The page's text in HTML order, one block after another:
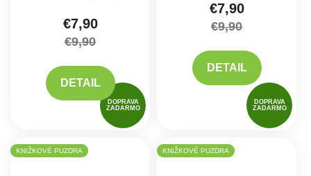
DOPRAVA
ZADARMO
€7,90
€9,90
DETAIL
DOPRAVA
ZADARMO
€7,90
€9,90
DETAIL
KNIŽKOVÉ PUZDRA KNIŽKOVÉ PUZDRA